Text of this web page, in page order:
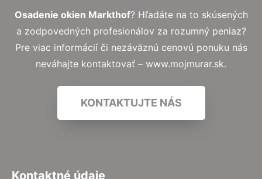
Osadenie okien Markthof? Hľadáte na to skúsených
a zodpovedných profesionálov za rozumný peniaz?
Pre viac informácií či nezáväznú cenovú ponuku nás
neváhajte kontaktovať – www.mojmurar.sk.
KONTAKTUJTE NÁS
Kontaktné údaje